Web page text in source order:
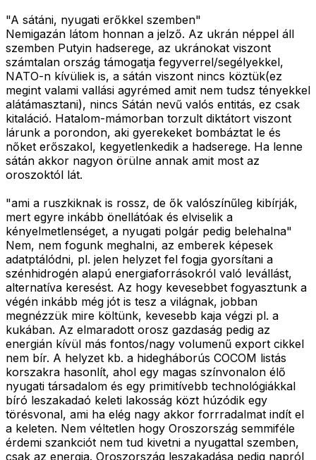
"A sátáni, nyugati erőkkel szemben"
Nemigazán látom honnan a jelző. Az ukrán néppel áll
szemben Putyin hadserege, az ukránokat viszont
számtalan ország támogatja fegyverrel/segélyekkel,
NATO-n kívüliek is, a sátán viszont nincs köztük(ez
megint valami vallási agyrémed amit nem tudsz tényekkel
alátámasztani), nincs Sátán nevű valós entitás, ez csak
kitaláció. Hatalom-mámorban torzult diktátort viszont
lárunk a porondon, aki gyerekeket bombáztat le és
nőket erőszakol, kegyetlenkedik a hadserege. Ha lenne
sátán akkor nagyon örülne annak amit most az
oroszoktól lát.
"ami a ruszkiknak is rossz, de ők valószínűleg kibírják,
mert egyre inkább önellátóak és elviselik a
kényelmetlenséget, a nyugati polgár pedig belehalna"
Nem, nem fogunk meghalni, az emberek képesek
adatptálódni, pl. jelen helyzet fel fogja gyorsítani a
szénhidrogén alapú energiaforrásokról való levállást,
alternatíva keresést. Az hogy kevesebbet fogyasztunk a
végén inkább még jót is tesz a világnak, jobban
megnézzük mire költünk, kevesebb kaja végzi pl. a
kukában. Az elmaradott orosz gazdaság pedig az
energián kívül más fontos/nagy volumenű export cikkel
nem bír. A helyzet kb. a hidegháborús COCOM listás
korszakra hasonlít, ahol egy magas színvonalon élő
nyugati társadalom és egy primitívebb technológiákkal
bíró leszakadaó keleti lakosság közt húzódik egy
törésvonal, ami ha elég nagy akkor forrradalmat indít el
a keleten. Nem véltetlen hogy Oroszország semmiféle
érdemi szankciót nem tud kivetni a nyugattal szemben,
csak az energia. Oroszország leszakadása pedig napról